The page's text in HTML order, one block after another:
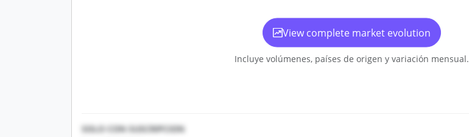
View complete market evolution
Incluye volúmenes, países de origen y variación mensual.
SOLO CON SUSCRIPCION